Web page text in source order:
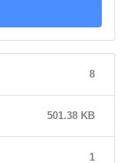
8
501.38 KB
1